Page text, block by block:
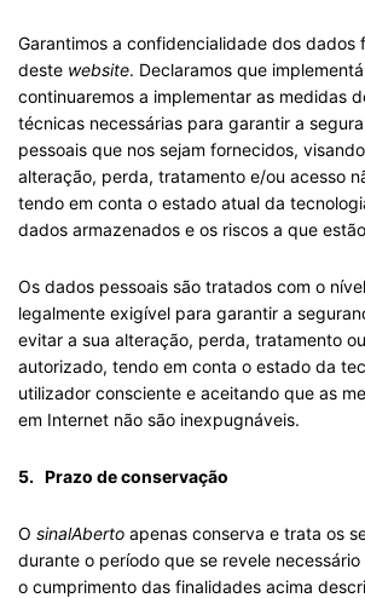
Garantimos a confidencialidade dos dados
deste website. Declaramos que
continuaremos a implementar as medidas
técnicas necessárias para garantir a
pessoais que nos sejam fornecidos,
alteração, perda, tratamento e/ou acesso
tendo em conta o estado atual da
dados armazenados e os riscos a que
Os dados pessoais são tratados com o
legalmente exigível para garantir a
evitar a sua alteração, perda, tratamento
autorizado, tendo em conta o estado da
utilizador consciente e aceitando que as
em Internet não são inexpugnáveis.
5. Prazo de conservação
O sinalAberto apenas conserva e trata os
durante o período que se revele
o cumprimento das finalidades acima